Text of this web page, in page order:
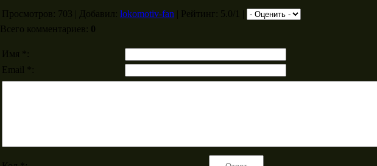
Просмотров: 703 | Добавил: lokomotiv-fan | Рейтинг: 5.0/1 |
Всего комментариев: 0
Имя *:
Email *: